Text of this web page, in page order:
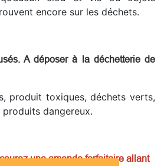
encore sur les déchets.
A déposer à la déchetterie de
produit toxiques, déchets verts,
dangereux.
une amende forfaitaire allant